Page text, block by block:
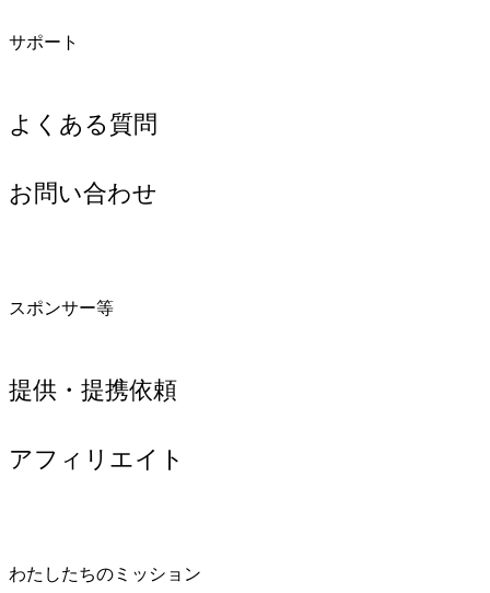
サポート
よくある質問
お問い合わせ
スポンサー等
提供・提携依頼
アフィリエイト
わたしたちのミッション